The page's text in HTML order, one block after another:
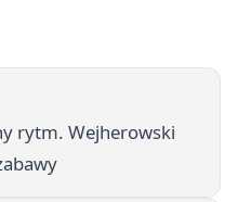
rytm. Wejherowski